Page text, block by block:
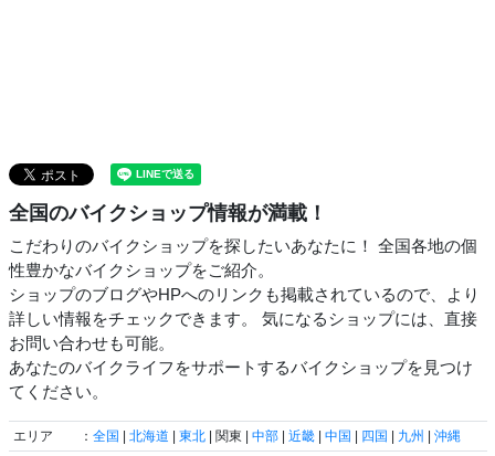
全国のバイクショップ情報が満載！
こだわりのバイクショップを探したいあなたに！ 全国各地の個
性豊かなバイクショップをご紹介。
ショップのブログやHPへのリンクも掲載されているので、より
詳しい情報をチェックできます。 気になるショップには、直接
お問い合わせも可能。
あなたのバイクライフをサポートするバイクショップを見つけ
てください。
エリア ： 全国 | 北海道 | 東北 | 関東 | 中部 | 近畿 | 中国 | 四国 | 九州 | 沖縄